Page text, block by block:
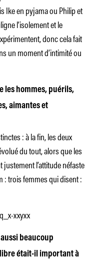
Ike en pyjama ou Philip et
l’isolement et le
donc cela fait
un moment d’intimité ou
les hommes, puérils,
aimantes et
: à la fin, les deux
du tout, alors que les
l’attitude néfaste
: trois femmes qui disent :
beaucoup
était-il important à